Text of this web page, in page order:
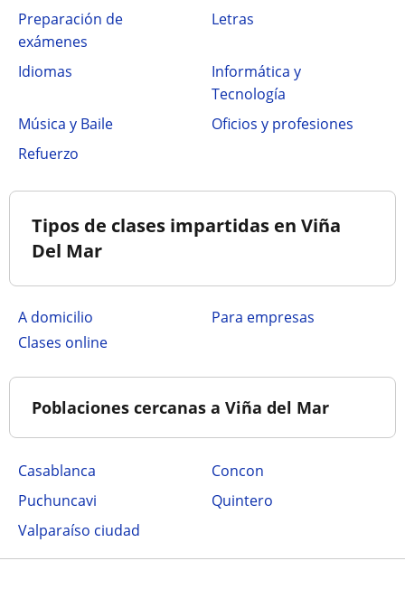
Preparación de
exámenes
Letras
Idiomas
Informática y
Tecnología
Música y Baile
Oficios y profesiones
Refuerzo
Tipos de clases impartidas en Viña
Del Mar
a domicilio
para empresas
clases online
Poblaciones cercanas a Viña del Mar
Casablanca
Concon
Puchuncavi
Quintero
Valparaíso ciudad